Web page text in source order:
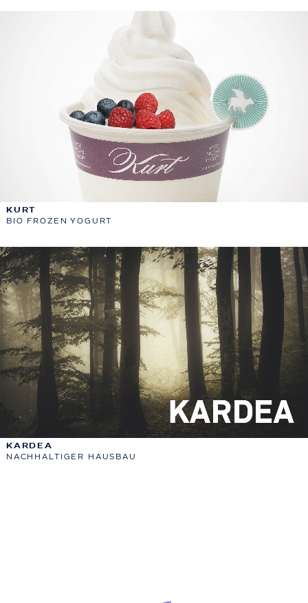
KURT
BIO FROZEN YOGURT
KARDEA
NACHHALTIGER HAUSBAU